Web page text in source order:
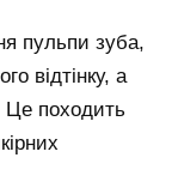
пульпи зуба,
відтінку, а
Це походить